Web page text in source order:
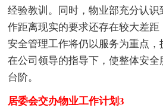
经验教训。同时，物业部充分认
作距离现实的要求还存在较大差
安全管理工作将仍以服务为重点，
在公司领导的指导下，使整体安
台阶。
居委会交办物业工作计划3